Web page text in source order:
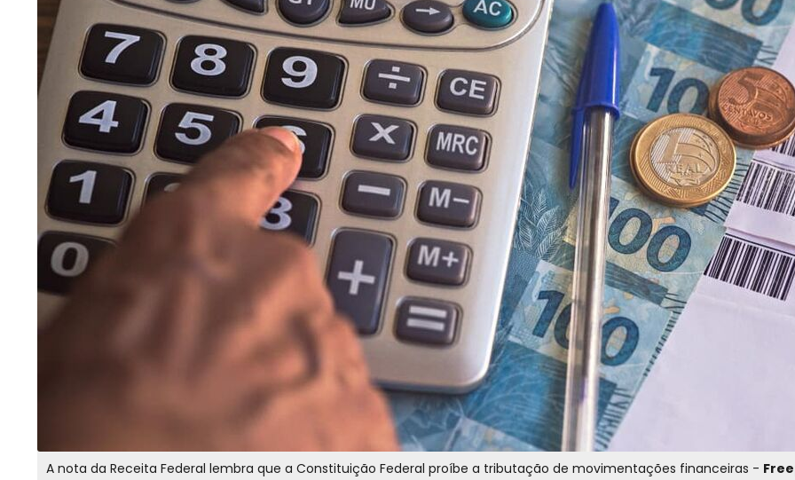
A nota da Receita Federal lembra que a Constituição Federal proíbe a tributação de movimentações financeiras -